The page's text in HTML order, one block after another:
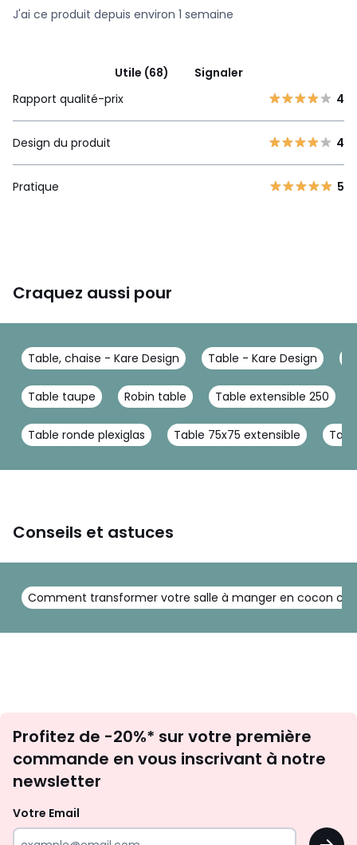
J'ai ce produit depuis environ 1 semaine
Utile (68)
Signaler
Rapport qualité-prix
4
Design du produit 4
Pratique 5
Craquez aussi pour
Table, chaise - Kare Design Table - Kare Design
Table taupe Robin table Table extensible 250
Table ronde plexiglas Table 75x75 extensible
Conseils et astuces
Comment transformer votre salle à manger en cocon
newsletter
Profitez de -20%* sur votre première
commande en vous inscrivant à notre
newsletter
Votre Email
OK